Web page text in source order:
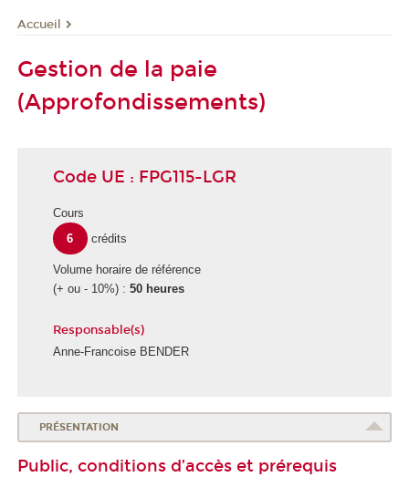
Accueil
Gestion de la paie
(Approfondissements)
Code UE : FPG115-LGR
Cours
6
crédits
Volume horaire de référence
(+ ou - 10%) : 50 heures
Responsable(s)
Anne-Francoise BENDER
PRÉSENTATION
Public, conditions d’accès et prérequis